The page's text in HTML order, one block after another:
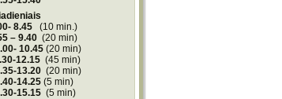
8.45
(10 min.)
– 9.40 (20 min)
10.45 (20 min)
12.15 (45 min)
13.20 (20 min)
14.25 (5 min)
15.15 (5 min)